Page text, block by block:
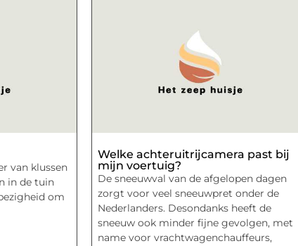
van klussen
in de tuin
om
Welke achteruitrijcamera past bij
mijn voertuig?
De sneeuwval van de afgelopen dagen
zorgt voor veel sneeuwpret onder de
Nederlanders. Desondanks heeft de
sneeuw ook minder fijne gevolgen, met
name voor vrachtwagenchauffeurs,